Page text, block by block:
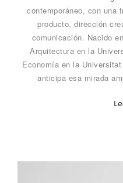
contemporáneo, con una
producto, dirección
comunicación. Nacido
Arquitectura en la
Economía en la
anticipa esa mirada